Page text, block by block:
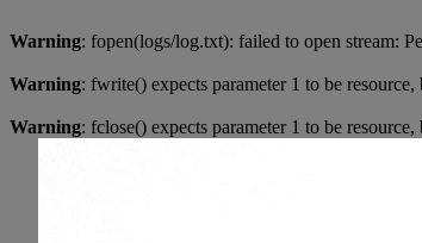
Warning: fopen(logs/log.txt): failed to open stream:
Warning: fwrite() expects parameter 1 to be
Warning: fclose() expects parameter 1 to be